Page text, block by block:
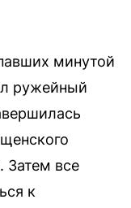
минутой
ружейный
Затем все
к